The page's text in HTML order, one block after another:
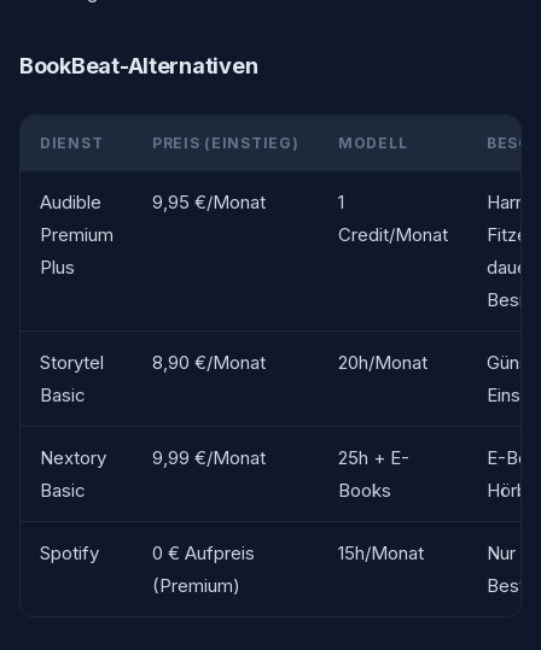
BookBeat-Alternativen
DIENST PREIS (EINSTIEG) MODELL
Audible
Premium
Plus
9,95 €/Monat
1
Credit/Monat
Harry
Fitzek,
Besitz
Storytel
Basic
8,90 €/Monat 20h/Monat
Nextory
Basic
9,99 €/Monat
25h + E-
Books
E-
Spotify
0 € Aufpreis
(Premium)
15h/Monat
Nur